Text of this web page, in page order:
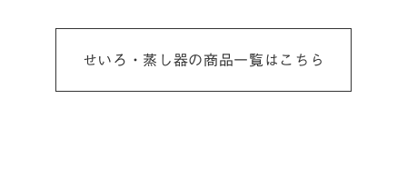
せいろ・蒸し器の商品一覧はこちら